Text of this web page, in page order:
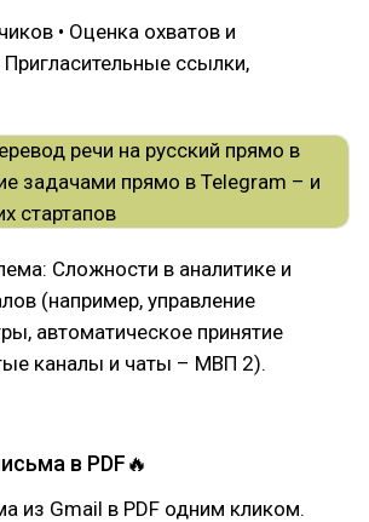
• Оценка охватов и
Пригласительные ссылки,
Сложности в аналитике и
(например, управление
автоматическое принятие
каналы и чаты – МВП 2).
в PDF🔥
из Gmail в PDF одним кликом.